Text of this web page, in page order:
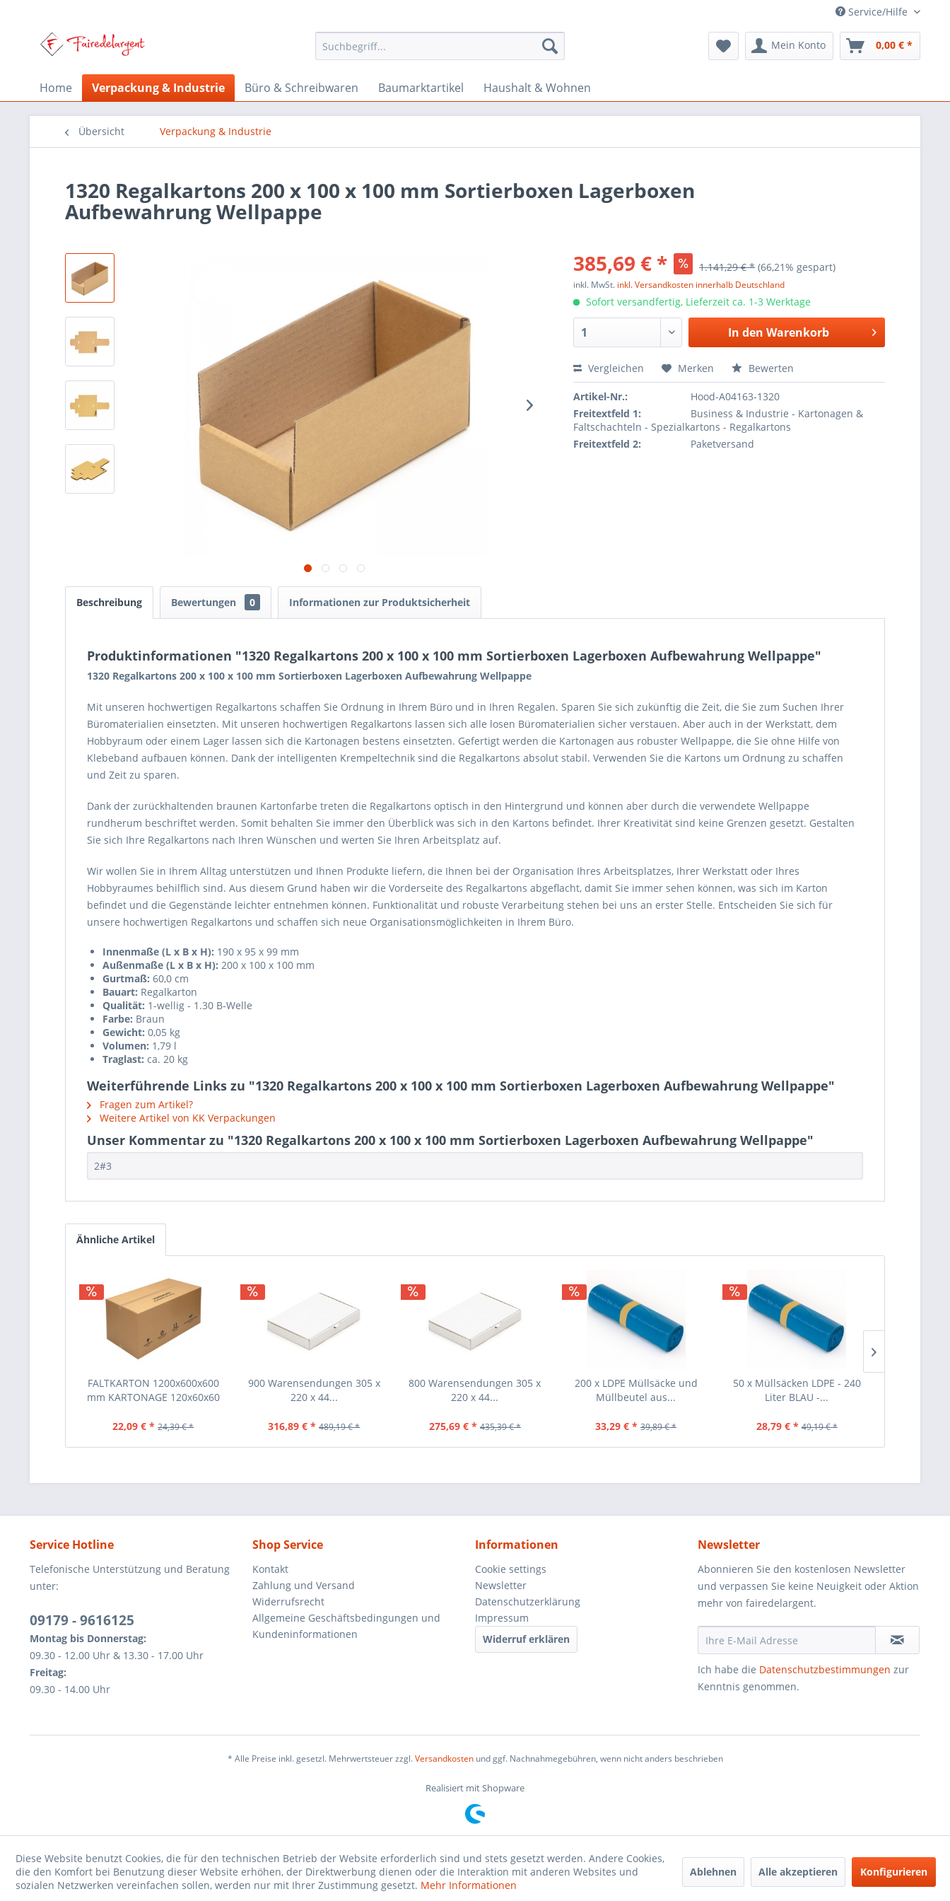
Service/Hilfe
Mein Konto 0,00 € *
Home Verpackung & Industrie Büro & Schreibwaren Baumarktartikel Haushalt & Wohnen
Übersicht Verpackung & Industrie
1320 Regalkartons 200 x 100 x 100 mm Sortierboxen Lagerboxen
Aufbewahrung Wellpappe
385,69 € *
1.141,29 € * (66,21% gespart)
inkl. MwSt. inkl. Versandkosten innerhalb Deutschland
Sofort versandfertig, Lieferzeit ca. 1-3 Werktage
In den Warenkorb
Vergleichen Merken Bewerten
Artikel-Nr.:
Hood-A04163-1320
Freitextfeld 1:
Business & Industrie - Kartonagen &
Faltschachteln - Spezialkartons - Regalkartons
Freitextfeld 2:
Paketversand
Beschreibung Bewertungen 0 Informationen zur Produktsicherheit
Produktinformationen "1320 Regalkartons 200 x 100 x 100 mm Sortierboxen Lagerboxen Aufbewahrung Wellpappe"
1320 Regalkartons 200 x 100 x 100 mm Sortierboxen Lagerboxen Aufbewahrung Wellpappe
Mit unseren hochwertigen Regalkartons schaffen Sie Ordnung in Ihrem Büro und in Ihren Regalen. Sparen Sie sich zukünftig die Zeit, die Sie zum Suchen Ihrer
Büromaterialien einsetzten. Mit unseren hochwertigen Regalkartons lassen sich alle losen Büromaterialien sicher verstauen. Aber auch in der Werkstatt, dem
Hobbyraum oder einem Lager lassen sich die Kartonagen bestens einsetzten. Gefertigt werden die Kartonagen aus robuster Wellpappe, die Sie ohne Hilfe von
Klebeband aufbauen können. Dank der intelligenten Krempeltechnik sind die Regalkartons absolut stabil. Verwenden Sie die Kartons um Ordnung zu schaffen
und Zeit zu sparen.
Dank der zurückhaltenden braunen Kartonfarbe treten die Regalkartons optisch in den Hintergrund und können aber durch die verwendete Wellpappe
rundherum beschriftet werden. Somit behalten Sie immer den Überblick was sich in den Kartons befindet. Ihrer Kreativität sind keine Grenzen gesetzt. Gestalten
Sie sich Ihre Regalkartons nach Ihren Wünschen und werten Sie Ihren Arbeitsplatz auf.
Wir wollen Sie in Ihrem Alltag unterstützen und Ihnen Produkte liefern, die Ihnen bei der Organisation Ihres Arbeitsplatzes, Ihrer Werkstatt oder Ihres
Hobbyraumes behilflich sind. Aus diesem Grund haben wir die Vorderseite des Regalkartons abgeflacht, damit Sie immer sehen können, was sich im Karton
befindet und die Gegenstände leichter entnehmen können. Funktionalität und robuste Verarbeitung stehen bei uns an erster Stelle. Entscheiden Sie sich für
unsere hochwertigen Regalkartons und schaffen sich neue Organisationsmöglichkeiten in Ihrem Büro.
Innenmaße (L x B x H): 190 x 95 x 99 mm
Außenmaße (L x B x H): 200 x 100 x 100 mm
Gurtmaß: 60,0 cm
Bauart: Regalkarton
Qualität: 1-wellig - 1.30 B-Welle
Farbe: Braun
Gewicht: 0,05 kg
Volumen: 1,79 l
Traglast: ca. 20 kg
Weiterführende Links zu "1320 Regalkartons 200 x 100 x 100 mm Sortierboxen Lagerboxen Aufbewahrung Wellpappe"
Fragen zum Artikel?
Weitere Artikel von KK Verpackungen
Unser Kommentar zu "1320 Regalkartons 200 x 100 x 100 mm Sortierboxen Lagerboxen Aufbewahrung Wellpappe"
2#3
Ähnliche Artikel
FALTKARTON 1200x600x600
mm KARTONAGE 120x60x60
22,09 € * 24,39 € *
900 Warensendungen 305 x
220 x 44...
316,89 € * 489,19 € *
800 Warensendungen 305 x
220 x 44...
275,69 € * 435,39 € *
200 x LDPE Müllsäcke und
Müllbeutel aus...
33,29 € * 39,89 € *
50 x Müllsäcken LDPE - 240
Liter BLAU -...
28,79 € * 49,19 € *
Service Hotline
Telefonische Unterstützung und Beratung
unter:
09179 - 9616125
Montag bis Donnerstag:
09.30 - 12.00 Uhr & 13.30 - 17.00 Uhr
Freitag:
09.30 - 14.00 Uhr
Shop Service
Kontakt
Zahlung und Versand
Widerrufsrecht
Allgemeine Geschäftsbedingungen und
Kundeninformationen
Informationen
Cookie settings
Newsletter
Datenschutzerklärung
Impressum
Widerruf erklären
Newsletter
Abonnieren Sie den kostenlosen Newsletter
und verpassen Sie keine Neuigkeit oder Aktion
mehr von fairedelargent.
Ich habe die Datenschutzbestimmungen zur
Kenntnis genommen.
* Alle Preise inkl. gesetzl. Mehrwertsteuer zzgl.Versandkostenund ggf. Nachnahmegebühren, wenn nicht anders beschrieben
Realisiert mit Shopware
Diese Website benutzt Cookies, die für den technischen Betrieb der Website erforderlich sind und stets gesetzt werden. Andere Cookies,
die den Komfort bei Benutzung dieser Website erhöhen, der Direktwerbung dienen oder die Interaktion mit anderen Websites und
sozialen Netzwerken vereinfachen sollen, werden nur mit Ihrer Zustimmung gesetzt. Mehr Informationen
Ablehnen Alle akzeptieren Konfigurieren